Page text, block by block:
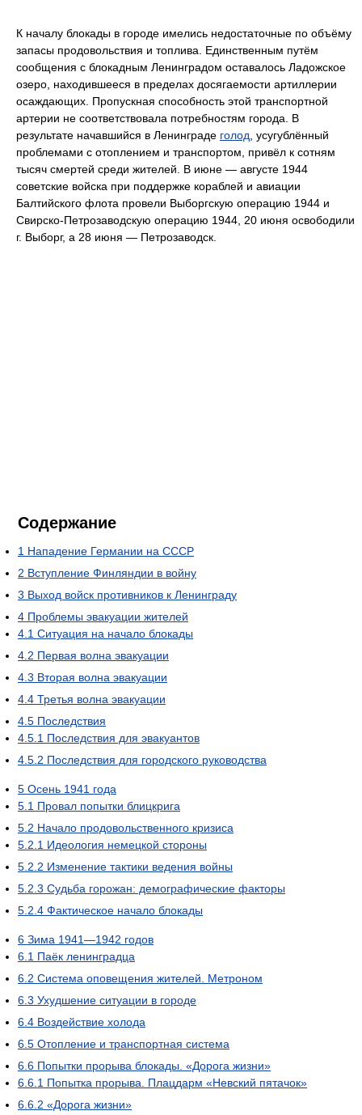
К началу блокады в городе имелись недостаточные по объёму
запасы продовольствия и топлива. Единственным путём
сообщения с блокадным Ленинградом оставалось Ладожское
озеро, находившееся в пределах досягаемости артиллерии
осаждающих. Пропускная способность этой транспортной
артерии не соответствовала потребностям города. В
результате начавшийся в Ленинграде голод, усугублённый
проблемами с отоплением и транспортом, привёл к сотням
тысяч смертей среди жителей. В июне — августе 1944
советские войска при поддержке кораблей и авиации
Балтийского флота провели Выборгскую операцию 1944 и
Свирско-Петрозаводскую операцию 1944, 20 июня освободили
г. Выборг, а 28 июня — Петрозаводск.
Содержание
1 Нападение Германии на СССР
2 Вступление Финляндии в войну
3 Выход войск противников к Ленинграду
4 Проблемы эвакуации жителей
4.1 Ситуация на начало блокады
4.2 Первая волна эвакуации
4.3 Вторая волна эвакуации
4.4 Третья волна эвакуации
4.5 Последствия
4.5.1 Последствия для эвакуантов
4.5.2 Последствия для городского руководства
5 Осень 1941 года
5.1 Провал попытки блицкрига
5.2 Начало продовольственного кризиса
5.2.1 Идеология немецкой стороны
5.2.2 Изменение тактики ведения войны
5.2.3 Судьба горожан: демографические факторы
5.2.4 Фактическое начало блокады
6 Зима 1941—1942 годов
6.1 Паёк ленинградца
6.2 Система оповещения жителей. Метроном
6.3 Ухудшение ситуации в городе
6.4 Воздействие холода
6.5 Отопление и транспортная система
6.6 Попытки прорыва блокады. «Дорога жизни»
6.6.1 Попытка прорыва. Плацдарм «Невский пятачок»
6.6.2 «Дорога жизни»